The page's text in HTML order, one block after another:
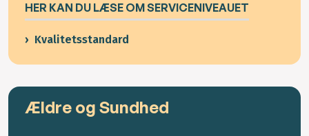
HER KAN DU LÆSE OM SERVICENIVEAUET
Kvalitetsstandard
Ældre og Sundhed